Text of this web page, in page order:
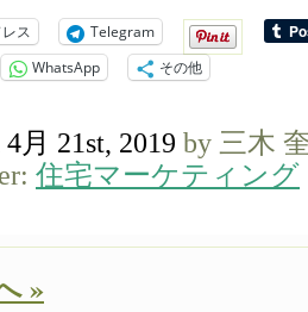
ス
Telegram
WhatsApp その他
4月 21st, 2019 by 三木
住宅マーケティング
»